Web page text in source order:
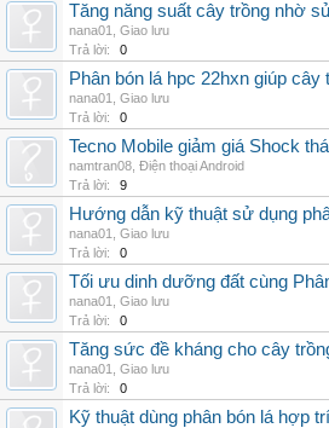
Tăng năng suất cây trồng nhờ
nana01
Giao lưu
Trả lời:
0
Phân bón lá hpc 22hxn giúp
nana01
Giao lưu
Trả lời:
0
Tecno Mobile giảm giá Shock
namtran08 Điện thoại Android
Trả lời:
9
Hướng dẫn kỹ thuật sử dụng
nana01
Giao lưu
Trả lời:
0
Tối ưu dinh dưỡng đất cùng
nana01
Giao lưu
Trả lời:
0
Tăng sức đề kháng cho cây
nana01
Giao lưu
Trả lời:
0
Kỹ thuật dùng phân bón lá hợp